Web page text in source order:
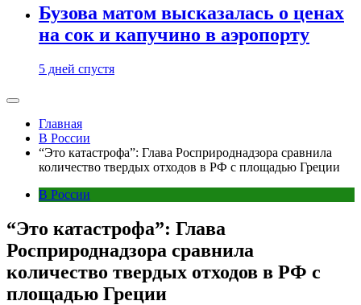
Бузова матом высказалась о ценах
на сок и капучино в аэропорту
5 дней спустя
Главная
В России
“Это катастрофа”: Глава Росприроднадзора сравнила
количество твердых отходов в РФ с площадью Греции
В России
“Это катастрофа”: Глава
Росприроднадзора сравнила
количество твердых отходов в РФ с
площадью Греции